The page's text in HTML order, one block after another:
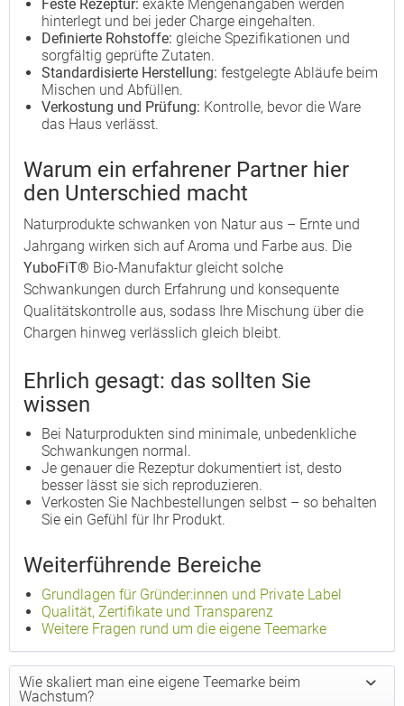
Feste Rezeptur: exakte Mengenangaben werden
hinterlegt und bei jeder Charge eingehalten.
Definierte Rohstoffe: gleiche Spezifikationen und
sorgfältig geprüfte Zutaten.
Standardisierte Herstellung: festgelegte Abläufe beim
Mischen und Abfüllen.
Verkostung und Prüfung: Kontrolle, bevor die Ware
das Haus verlässt.
Warum ein erfahrener Partner hier
den Unterschied macht
Naturprodukte schwanken von Natur aus – Ernte und
Jahrgang wirken sich auf Aroma und Farbe aus. Die
YuboFiT® Bio-Manufaktur gleicht solche
Schwankungen durch Erfahrung und konsequente
Qualitätskontrolle aus, sodass Ihre Mischung über die
Chargen hinweg verlässlich gleich bleibt.
Ehrlich gesagt: das sollten Sie
wissen
Bei Naturprodukten sind minimale, unbedenkliche
Schwankungen normal.
Je genauer die Rezeptur dokumentiert ist, desto
besser lässt sie sich reproduzieren.
Verkosten Sie Nachbestellungen selbst – so behalten
Sie ein Gefühl für Ihr Produkt.
Weiterführende Bereiche
Grundlagen für Gründer:innen und Private Label
Qualität, Zertifikate und Transparenz
Weitere Fragen rund um die eigene Teemarke
Wie skaliert man eine eigene Teemarke beim
Wachstum?